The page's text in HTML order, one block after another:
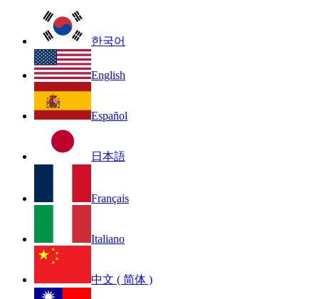
한국어
English
Español
日本語
Français
Italiano
中文 ( 简体 )